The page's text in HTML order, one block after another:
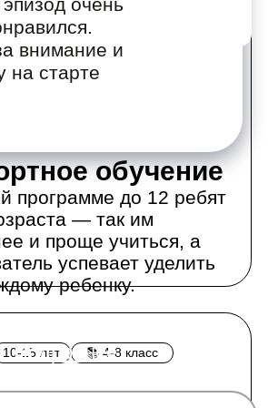
лет 📚 4-8 класс
на HTML, CSS и JavaScript,
и погрузимся в 3 профессии
обучение
до 12 ребят
— так им
и проще учиться, а